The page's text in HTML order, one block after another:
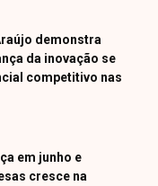
demonstra
da inovação se
competitivo nas
em junho e
cresce na